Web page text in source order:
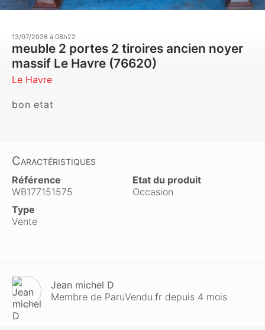
13/07/2026 à 08h22
meuble 2 portes 2 tiroires ancien noyer
massif Le Havre (76620)
Le Havre
bon etat
Caractéristiques
Référence
WB177151575
Etat du produit
Occasion
Type
Vente
Jean michel D
Membre de ParuVendu.fr depuis 4 mois